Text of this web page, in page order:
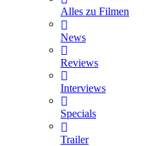
Alles zu Filmen
News
Reviews
Interviews
Specials
Trailer